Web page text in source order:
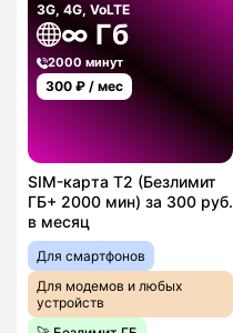
3G, 4G, VoLTE
∞ Гб
2000 минут
300 ₽ / мес
SIM-карта T2 (Безлимит
ГБ+ 2000 мин) за 300 руб.
в месяц
Для смартфонов
Для модемов и любых
устройств